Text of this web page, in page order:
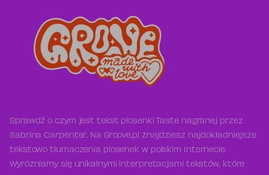
Sprawdź o czym jest tekst piosenki Taste nagranej przez
Sabrina Carpenter. Na Groove.pl znajdziesz najdokładniejsze
tekstowo tłumaczenia piosenek w polskim Internecie.
Wyróżniamy się unikalnymi interpretacjami tekstów, które